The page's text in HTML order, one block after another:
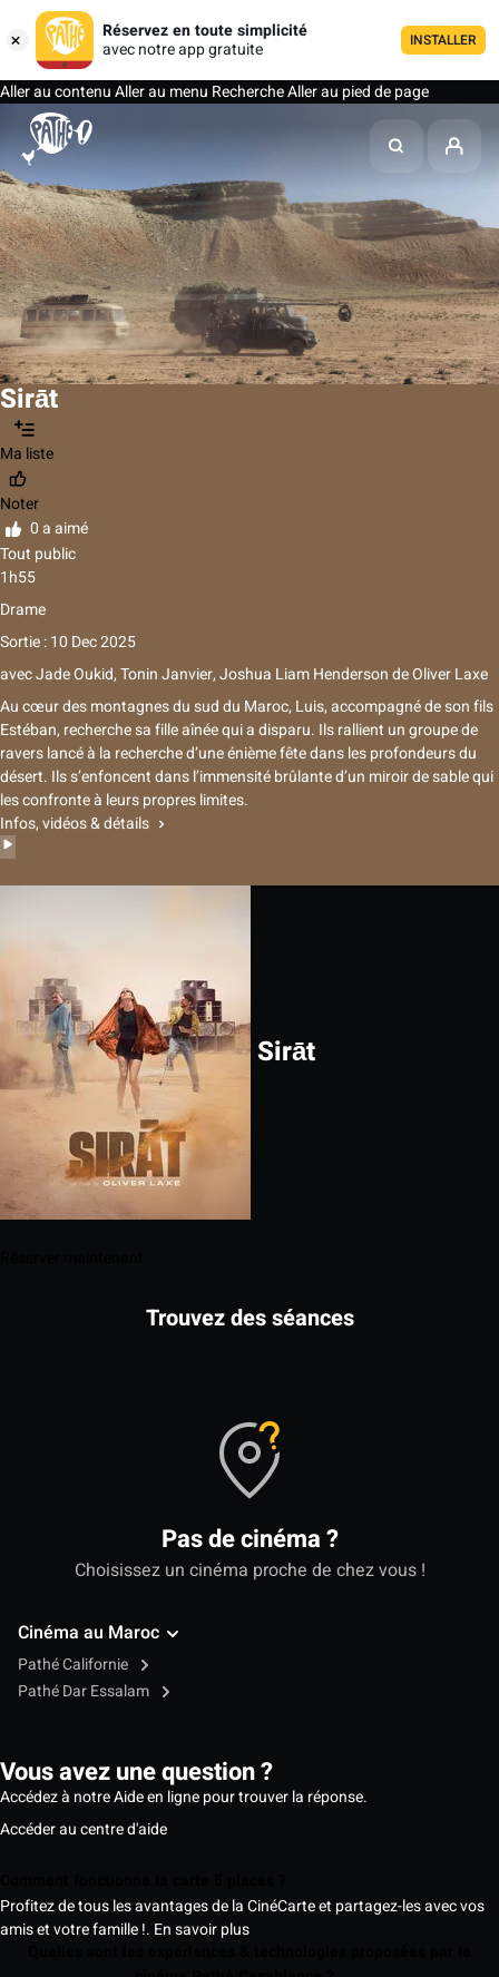
Réservez en toute simplicité
avec notre app gratuite
INSTALLER
Aller au contenuAller au menu RechercheAller au pied de page
Sirāt
Ma liste
Noter
0 a aimé
Tout public
1h55
Drame
Sortie : 10 Dec 2025
avecJade Oukid,Tonin Janvier,Joshua Liam HendersondeOliver Laxe
Au cœur des montagnes du sud du Maroc, Luis, accompagné de son fils
Estéban, recherche sa fille aînée qui a disparu. Ils rallient un groupe de
ravers lancé à la recherche d’une énième fête dans les profondeurs du
désert. Ils s’enfoncent dans l’immensité brûlante d’un miroir de sable qui
les confronte à leurs propres limites.
Infos, vidéos & détails
Sirāt
Trouvez des séances
Pas de cinéma ?
Choisissez un cinéma proche de chez vous !
Cinéma au Maroc
Pathé Californie
Pathé Dar Essalam
Vous avez une question ?
Accédez à notre Aide en ligne pour trouver la réponse.
Accéder au centre d'aide
Profitez de tous les avantages de la CinéCarte et partagez-les avec vos
amis et votre famille !. En savoir plus